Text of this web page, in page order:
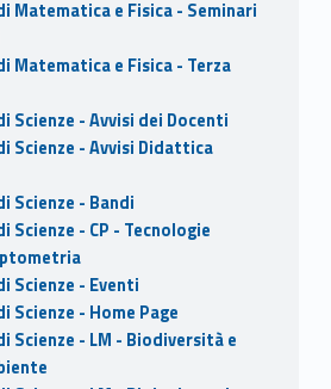
Matematica e Fisica - Seminari
Matematica e Fisica - Terza
Scienze - Avvisi dei Docenti
Scienze - Avvisi Didattica
Scienze - Bandi
Scienze - CP - Tecnologie
Scienze - Eventi
Scienze - Home Page
Scienze - LM - Biodiversità e